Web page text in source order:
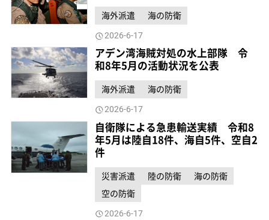
海外派遣 海の防衛
2026-6-17
アデン湾海賊対処の水上部隊 令
和8年5月の活動状況を公表
海外派遣 海の防衛
2026-6-17
自衛隊による急患輸送実績 令和8
年5月は陸自18件、海自5件、空自2
件
災害派遣 陸の防衛
海の防衛
空の防衛
2026-6-17